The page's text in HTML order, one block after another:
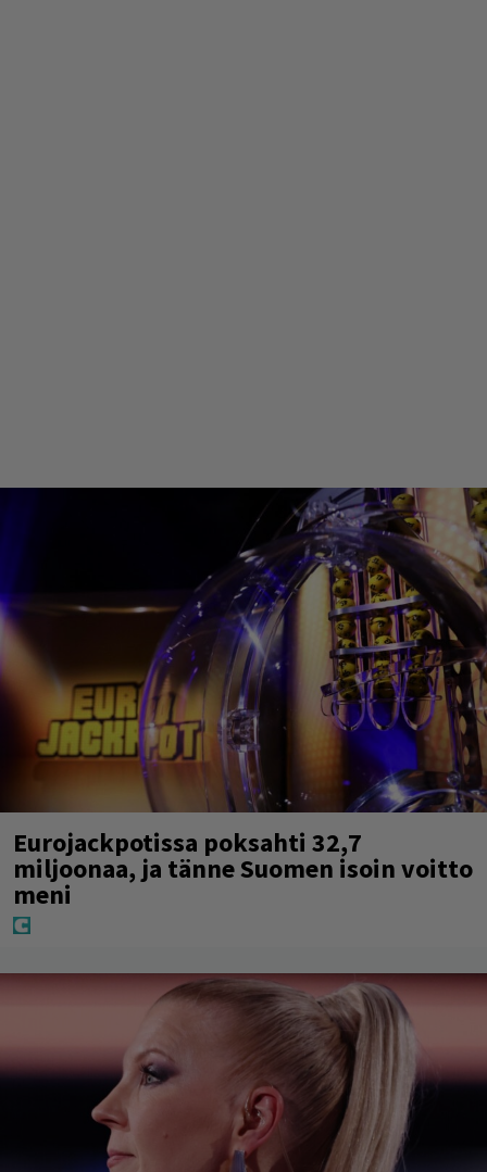
Eurojackpotissa poksahti 32,7
miljoonaa, ja tänne Suomen isoin voitto
meni